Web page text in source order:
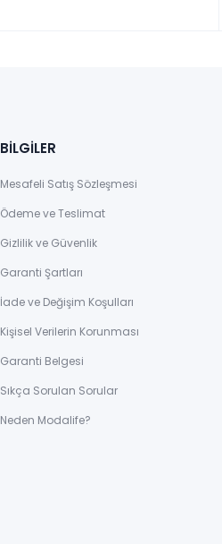
BİLGİLER
Mesafeli Satış Sözleşmesi
Ödeme ve Teslimat
Gizlilik ve Güvenlik
Garanti Şartları
İade ve Değişim Koşulları
Kişisel Verilerin Korunması
Garanti Belgesi
Sıkça Sorulan Sorular
Neden Modalife?